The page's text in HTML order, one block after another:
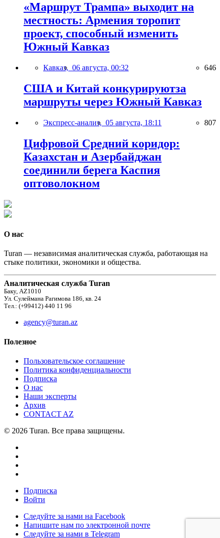
«Маршрут Трампа» выходит на
местность: Армения торопит
проект, способный изменить
Южный Кавказ
Кавказ, 06 августа, 00:32 646
США и Китай конкурируютза
маршруты через Южный Кавказ
Экспресс-анализ, 05 августа, 18:11 807
Цифровой Средний коридор:
Казахстан и Азербайджан
соединили берега Каспия
оптоволокном
О нас
Turan — независимая аналитическая служба, работающая на
стыке политики, экономики и общества.
Аналитическая служба Turan
Баку, AZ1010
Ул. Сулеймана Рагимова 186, кв. 24
Тел.: (+99412) 440 11 96
agency@turan.az
Полезное
Пользовательское соглашение
Политика конфиденциальности
Подписка
О нас
Наши эксперты
Архив
CONTACT AZ
© 2026 Turan. Все права защищены.
Подписка
Войти
Следуйте за нами на Facebook
Напишите нам по электронной почте
Следуйте за нами в Telegram